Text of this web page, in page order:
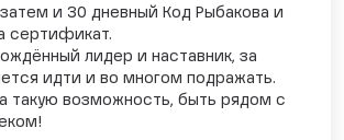
и 30 дневный Код Рыбакова и
сертификат.
лидер и наставник, за
идти и во многом подражать.
такую возможность, быть рядом с